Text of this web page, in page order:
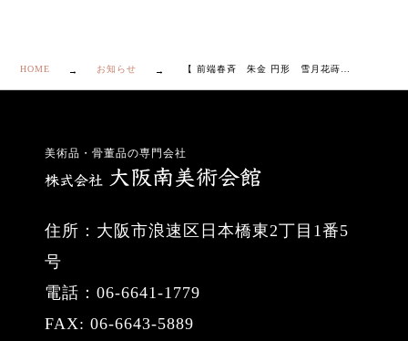
HOME お知らせ
美術品・骨董品の専門会社
住所：大阪市浪速区日本橋東2丁目1番5
号
電話：06-6641-1779
FAX: 06-6643-5889